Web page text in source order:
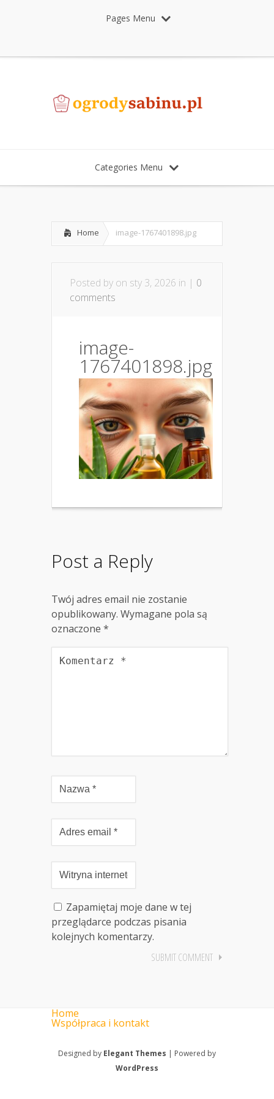
Pages Menu
Categories Menu
Home image-1767401898.jpg
Posted by on sty 3, 2026 in | 0
comments
image-
1767401898.jpg
Post a Reply
Twój adres email nie zostanie
opublikowany. Wymagane pola są
oznaczone *
Zapamiętaj moje dane w tej
przeglądarce podczas pisania
kolejnych komentarzy.
Home
Współpraca i kontakt
Designed by Elegant Themes | Powered by
WordPress